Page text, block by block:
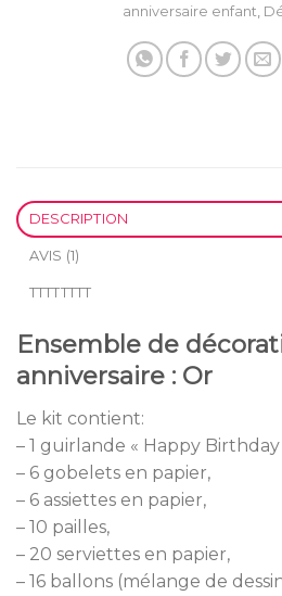
anniversaire enfant
DESCRIPTION
AVIS (1)
TTTTTTTT
Ensemble de
anniversaire : Or
Le kit contient:
– 1 guirlande « Happy Birthday
– 6 gobelets en papier,
– 6 assiettes en papier,
– 10 pailles,
– 20 serviettes en papier,
– 16 ballons (mélange de